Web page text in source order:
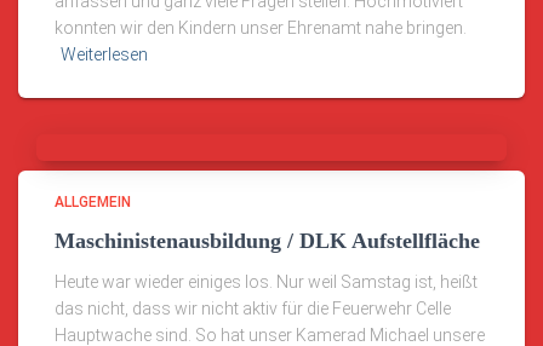
konnten wir den Kindern unser Ehrenamt nahe bringen.
Weiterlesen
ALLGEMEIN
Maschinistenausbildung / DLK Aufstellfläche
Heute war wieder einiges los. Nur weil Samstag ist, heißt
das nicht, dass wir nicht aktiv für die Feuerwehr Celle
Hauptwache sind. So hat unser Kamerad Michael unsere